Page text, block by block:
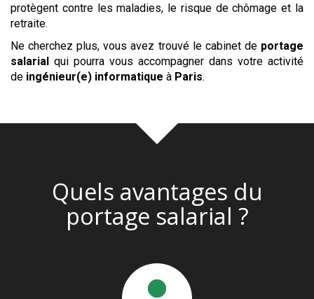
protègent contre les maladies, le risque de chômage et la
retraite.
Ne cherchez plus, vous avez trouvé le cabinet de portage
salarial qui pourra vous accompagner dans votre activité
de ingénieur(e) informatique à Paris.
Quels avantages du
portage salarial ?